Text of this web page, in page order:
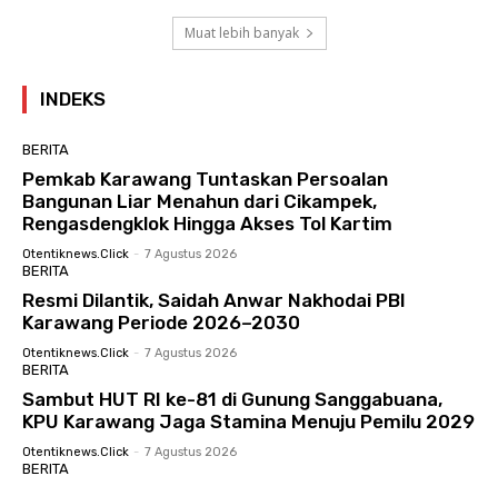
Muat lebih banyak
INDEKS
BERITA
Pemkab Karawang Tuntaskan Persoalan
Bangunan Liar Menahun dari Cikampek,
Rengasdengklok Hingga Akses Tol Kartim
Otentiknews.click - 7 Agustus 2026
BERITA
Resmi Dilantik, Saidah Anwar Nakhodai PBI
Karawang Periode 2026–2030
Otentiknews.click - 7 Agustus 2026
BERITA
Sambut HUT RI ke-81 di Gunung Sanggabuana,
KPU Karawang Jaga Stamina Menuju Pemilu 2029
Otentiknews.click - 7 Agustus 2026
BERITA